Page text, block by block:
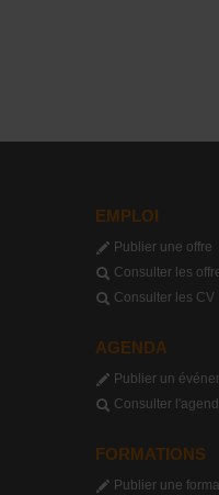
EMPLOI
Publier une offre
Consulter les
Consulter les CV
AGENDA
Publier un
Consulter
FORMATIONS
Publier une